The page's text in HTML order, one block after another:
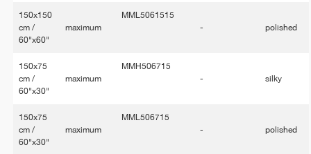
150x150
cm /
60"x60"
maximum
MML5061515
-
polished
150x75
cm /
60"x30"
maximum
MMH506715
-
silky
150x75
cm /
60"x30"
maximum
MML506715
-
polished